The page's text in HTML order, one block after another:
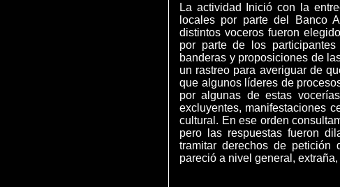
La actividad Inició con la
locales por parte del Banco
distintos voceros fueron
por parte de los
banderas y proposiciones de
un rastreo para averiguar de
que algunos líderes de
por algunas de estas
excluyentes, manifestaciones
cultural. En ese orden
pero las respuestas fueron
tramitar derechos de petición
pareció a nivel general,